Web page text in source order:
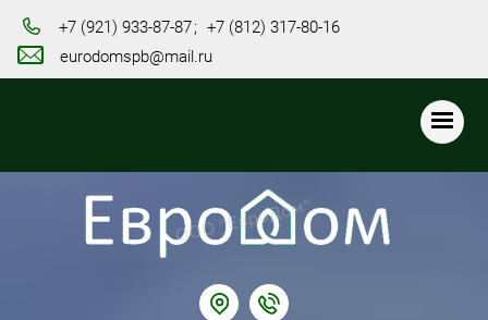
eurodomspb@mail.ru
+7 (921) 933-87-87 +7 (812) 317-80-16